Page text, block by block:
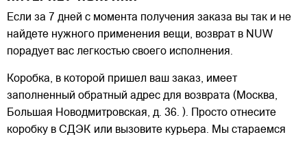
Если за 7 дней с момента получения заказа вы так и не
найдете нужного применения вещи, возврат в NUW
порадует вас легкостью своего исполнения.
Коробка, в которой пришел ваш заказ, имеет
заполненный обратный адрес для возврата (Москва,
Большая Новодмитровская, д. 36. ). Просто отнесите
коробку в СДЭК или вызовите курьера. Мы стараемся